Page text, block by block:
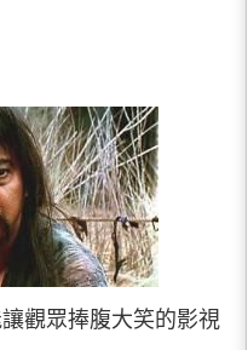
觀眾捧腹大笑的影視